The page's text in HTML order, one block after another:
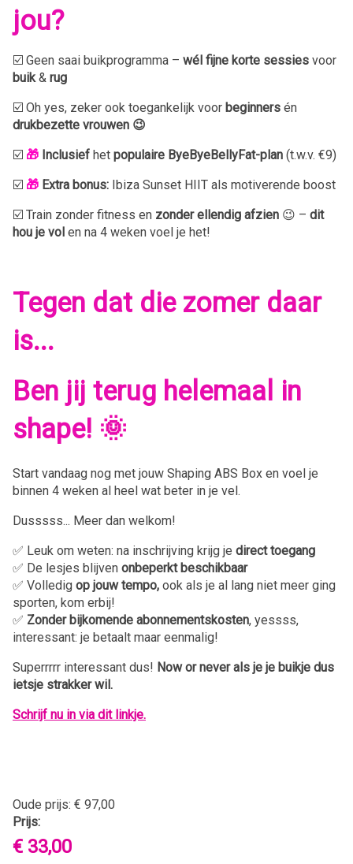
jou?
☑️ Geen saai buikprogramma – wél fijne korte sessies voor
buik& rug
☑️ Oh yes, zeker ook toegankelijk voor beginners én
drukbezette vrouwen 😉
☑️ 🎁 Inclusief het populaire ByeByeBellyFat-plan (t.w.v. €9)
☑️ 🎁 Extra bonus: Ibiza Sunset HIIT als motiverende boost
☑️ Train zonder fitness en zonder ellendig afzien 😉 – dit
hou je vol en na 4 weken voel je het!
Tegen dat die zomer daar
is...
Ben jij terug helemaal in
shape! 🌞
Start vandaag nog met jouw Shaping ABS Box en voel je
binnen 4 weken al heel wat beter in je vel.
Dusssss... Meer dan welkom!
✅ Leuk om weten: na inschrijving krijg je direct toegang
✅ De lesjes blijven onbeperkt beschikbaar
✅ Volledig op jouw tempo, ook als je al lang niet meer ging
sporten, kom erbij!
✅ Zonder bijkomende abonnementskosten, yessss,
interessant: je betaalt maar eenmalig!
Superrrrr interessant dus! Now or never als je je buikje dus
ietsje strakker wil.
Schrijf nu in via dit linkje.
Oude prijs: € 97,00
Prijs:
€ 33,00